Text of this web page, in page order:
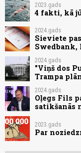
2023.gads
4 fakti, kā
2024.gads
Sieviete
2024.gads
"Viņš dos
Trampa
2024.gads
Oļegs Fils
satikšanās
2023.gads
Par